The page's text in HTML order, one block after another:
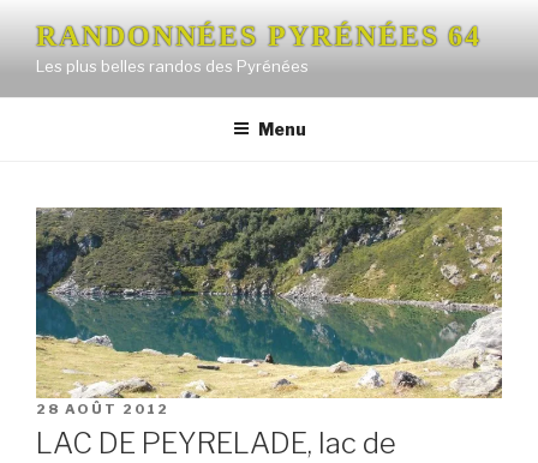
contenu
principal
RANDONNÉES PYRÉNÉES 64
Les plus belles randos des Pyrénées
Menu
PUBLIÉ
LE
28 AOÛT 2012
LAC DE PEYRELADE, lac de